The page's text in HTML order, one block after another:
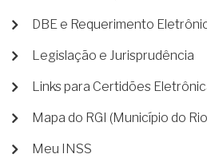
DBE e Requerimento
Legislação e Jurisprudência
Links para Certidões
Mapa do RGI (Município do
Meu INSS